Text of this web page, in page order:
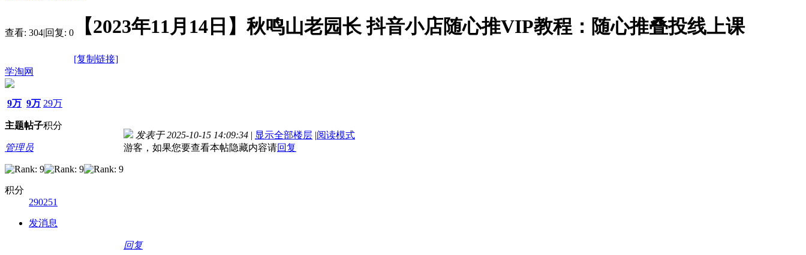
查看: 304|回复: 0 【2023年11月14日】秋鸣山老园长 抖音小店随心推VIP教程：随心推叠投线上课
[复制链接]
学淘网
9万
主题
9万
帖子
29万
积分
管理员
积分
290251
发消息
发表于 2025-10-15 14:09:34 | 显示全部楼层 |阅读模式
游客，如果您要查看本帖隐藏内容请回复
回复